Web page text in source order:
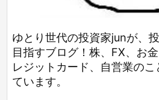
ゆとり世代の投資家junが、
目指すブログ！株、FX、お
レジットカード、自営業の
ています。